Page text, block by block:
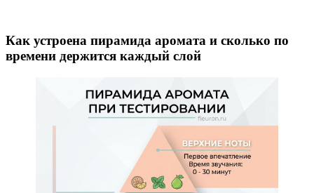
Как устроена пирамида аромата и сколько по
времени держится каждый слой